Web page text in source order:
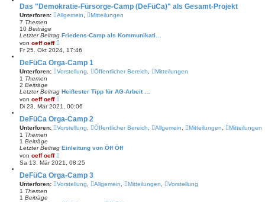
e
s
t
B
r
a
Das "Demokratie-Fürsorge-Camp (DeFüCa)" als Gesamt-Projekt
Unterforen: Allgemein
Mitteilungen
7 Themen
10 Beiträge
Letzter Beitrag Friedens-Camp als Kommunikati…
von oeff oeff
e
u
e
s
t
B
r
a
Fr 25. Okt 2024, 17:46
DeFüCa Orga-Camp 1
Unterforen: Vorstellung Öffentlicher Bereich
Mitteilungen
1 Themen
2 Beiträge
Letzter Beitrag Heißester Tipp für AG-Arbeit …
von oeff oeff
e
u
e
s
t
B
i
r
a
Di 23. Mär 2021, 00:06
DeFüCa Orga-Camp 2
Unterforen: Vorstellung Öffentlicher Bereich Allgemein Mitteilungen
Mitteilungen
1 Themen
1 Beiträge
Letzter Beitrag Einleitung von Öff Öff
von oeff oeff
e
u
e
s
t
Sa 13. Mär 2021, 08:25
DeFüCa Orga-Camp 3
Unterforen: Vorstellung Allgemein Mitteilungen
Vorstellung
1 Themen
1 Beiträge